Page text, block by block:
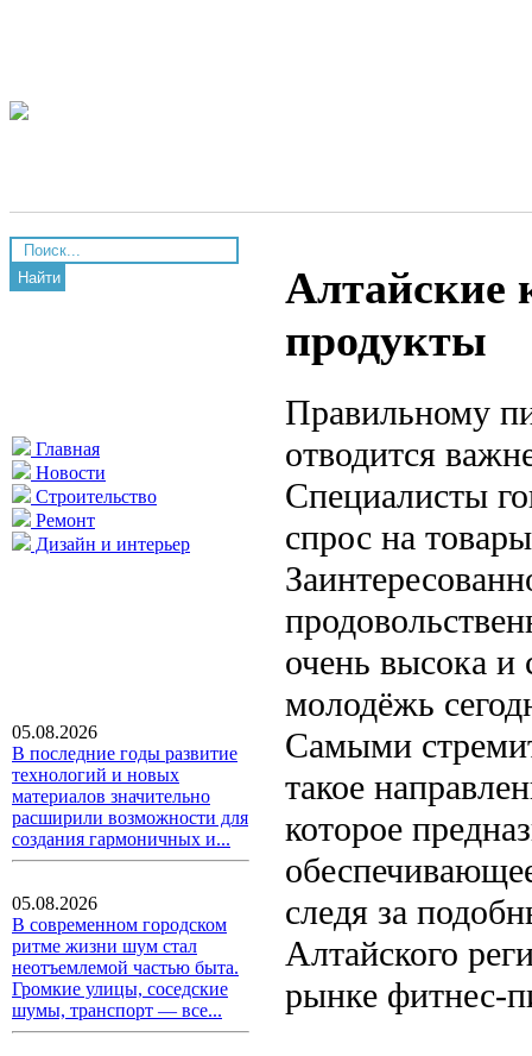
Найти
Главная
Новости
Строительство
Ремонт
Дизайн и интерьер
05.08.2026
В последние годы развитие
технологий и новых
материалов значительно
расширили возможности для
создания гармоничных и...
05.08.2026
В современном городском
ритме жизни шум стал
неотъемлемой частью быта.
Громкие улицы, соседские
шумы, транспорт — все...
Алтайские
продукты
Правильному
отводится
Специалисты
спрос на
очень высока и
молодёжь
Самыми
такое
которое
следя за
Алтайского
рынке фитнес-